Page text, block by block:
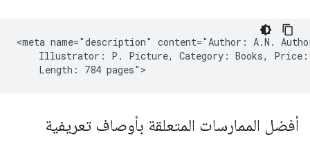
<meta name="description" content="Author: A.N.
Illustrator: P. Picture, Category: Books,
أفضل الممارسات المتعلقة بأوصاف تعريفية